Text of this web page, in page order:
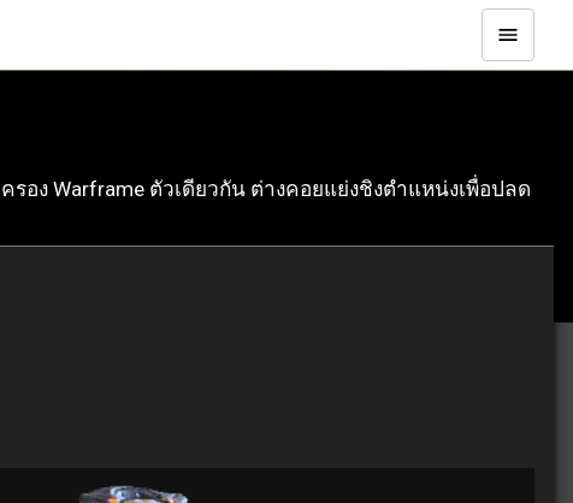
อง Warframe ตัวเดียวกัน ต่างคอยแย่งชิงตำแหน่งเพื่อปลด